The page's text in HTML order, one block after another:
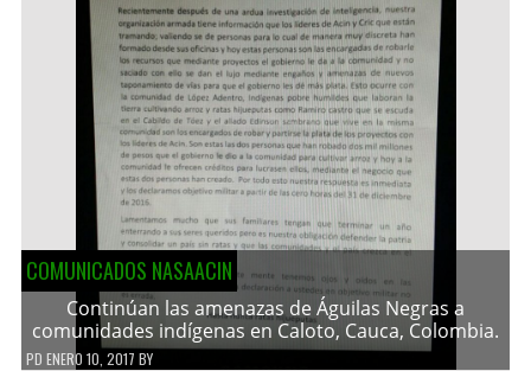
COMUNICADOS NASAACIN
Continúan las amenazas de Águilas Negras a
comunidades indígenas en Caloto, Cauca, Colombia.
PD ENERO 10, 2017 BY